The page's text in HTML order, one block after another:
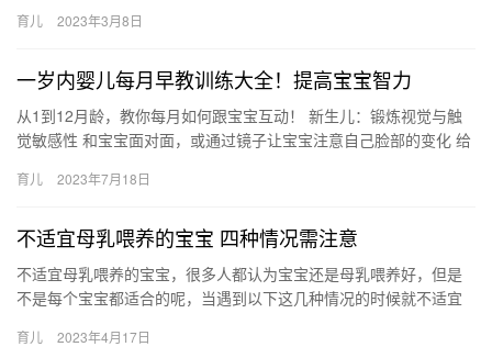
…
育儿 2023年3月8日
一岁内婴儿每月早教训练大全！提高宝宝智力
从1到12月龄，教你每月如何跟宝宝互动！ 新生儿：锻炼视觉与触
觉敏感性 和宝宝面对面，或通过镜子让宝宝注意自己脸部的变化 给
育儿 2023年7月18日
不适宜母乳喂养的宝宝 四种情况需注意
不适宜母乳喂养的宝宝，很多人都认为宝宝还是母乳喂养好，但是
不是每个宝宝都适合的呢，当遇到以下这几种情况的时候就不适宜
康…
育儿 2023年4月17日